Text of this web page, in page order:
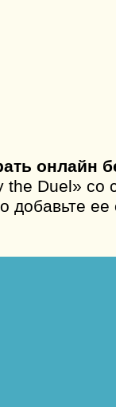
онлайн
the Duel» со
добавьте ее